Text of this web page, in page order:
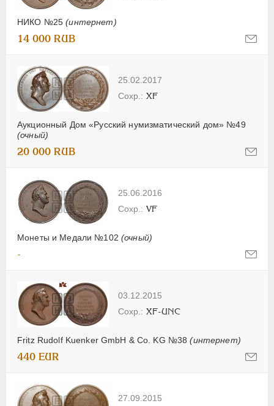
НИКО №25(интернет)
14 000 RUB
25.02.2017
Аукционный Дом «Русский нумизматический дом» №49
(очный)
XF
20 000 RUB
25.06.2016
Монеты и Медали №102 (очный)
VF
-
03.12.2015
Fritz Rudolf Kuenker GmbH & Co. KG №38(интернет)
XF-UNC
440 EUR
27.09.2015